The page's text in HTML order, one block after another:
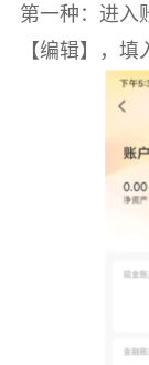
第一种：进入
【编辑】，